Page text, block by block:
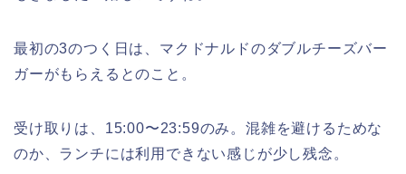
最初の3のつく日は、マクドナルドのダブルチーズバー
ガーがもらえるとのこと。
受け取りは、15:00〜23:59のみ。混雑を避けるためな
のか、ランチには利用できない感じが少し残念。